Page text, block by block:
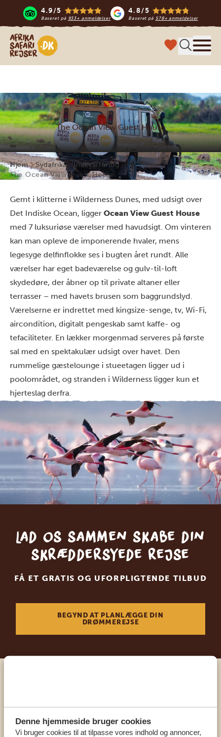
Denne hjemmeside bruger cookies
Vi bruger cookies til at tilpasse vores indhold og annoncer,
4.9/5
Baseret på 933+ anmeldelser
4.8/5
Baseret på 578+ anmeldelser
Safari-rejser i Afrika
The Ocean View Guest House
Hjem Sydafrika
Indkvartering
The Ocean View Guest House
Gemt i klitterne i Wilderness Dunes, med udsigt over
Det Indiske Ocean, ligger Ocean View Guest House
med 7 luksuriøse værelser med havudsigt. Om vinteren
kan man opleve de imponerende hvaler, mens
legesyge delfinflokke ses i bugten året rundt. Alle
værelser har eget badeværelse og gulv-til-loft
skydedøre, der åbner op til private altaner eller
terrasser – med havets brusen som baggrundslyd.
Værelserne er indrettet med kingsize-senge, tv, Wi-Fi,
aircondition, digitalt pengeskab samt kaffe- og
tefaciliteter. En lækker morgenmad serveres på første
sal med en spektakulær udsigt over havet. Den
rummelige gæstelounge i stueetagen ligger ud i
poolområdet, og stranden i Wilderness ligger kun et
hjerteslag derfra.
Lad os sammen skabe din
skræddersyede rejse
FÅ ET GRATIS OG UFORPLIGTENDE TILBUD
BEGYND AT PLANLÆGGE DIN
DRØMMEREJSE
HJÆLPE DIG